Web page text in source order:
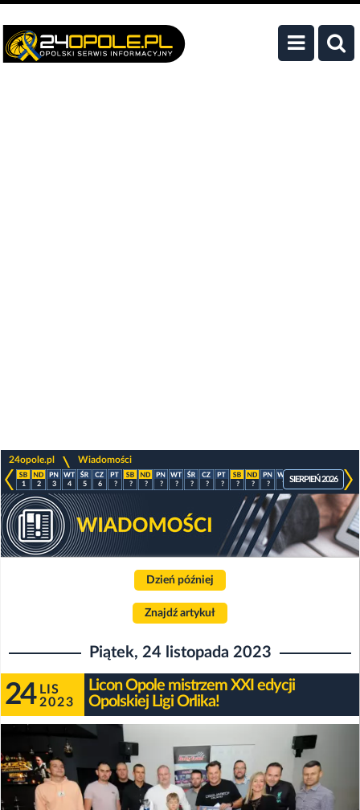
24opole.pl Wiadomości
1 2 3 4 5 6 ? ? ? ? ? ? ? ? ? ? ? ? ? ? ?
SIERPIEŃ 2026
Dzień później
Znajdź artykuł
Piątek, 24 listopada 2023
24 LIS
2023
Licon Opole mistrzem XXI edycji
Opolskiej Ligi Orlika!